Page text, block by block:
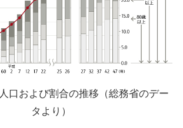
口および割合の推移（総務省のデー
タより）